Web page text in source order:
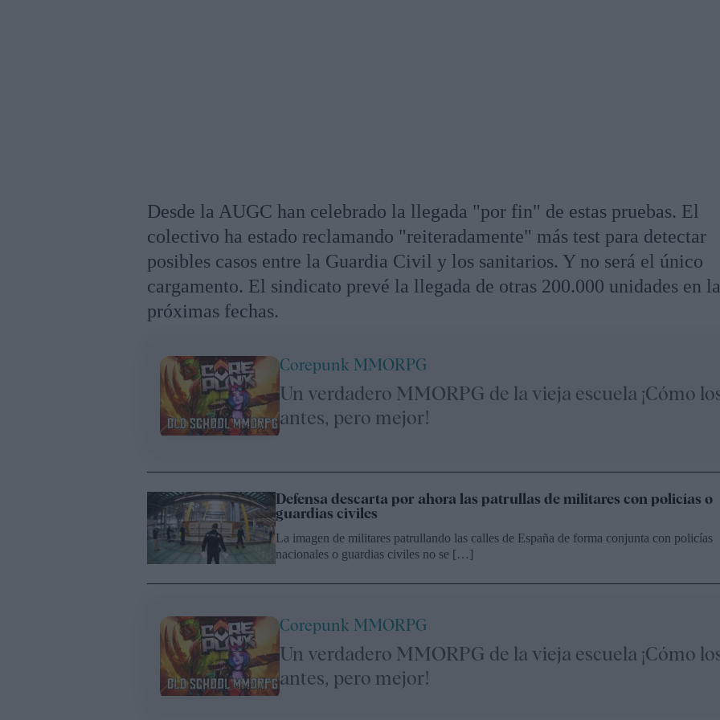
Desde la AUGC han celebrado la llegada "por fin" de estas pruebas. El
colectivo ha estado reclamando "reiteradamente" más test para detectar
posibles casos entre la Guardia Civil y los sanitarios. Y no será el único
cargamento. El sindicato prevé la llegada de otras 200.000 unidades en
próximas fechas.
Corepunk MMORPG
Un verdadero MMORPG de la vieja escuela ¡Cómo
antes, pero mejor!
Defensa descarta por ahora las patrullas de militares con policías o
guardias civiles
La imagen de militares patrullando las calles de España de forma conjunta con policías
nacionales o guardias civiles no se […]
Corepunk MMORPG
Un verdadero MMORPG de la vieja escuela ¡Cómo
antes, pero mejor!